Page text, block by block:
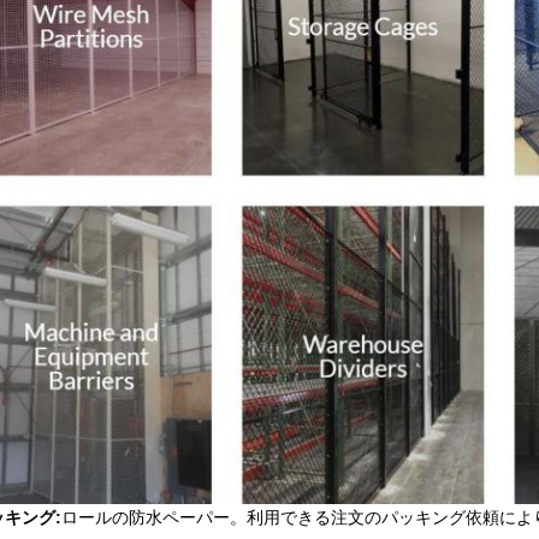
キング:ロールの防水ペーパー。利用できる注文のパッキング依頼によ